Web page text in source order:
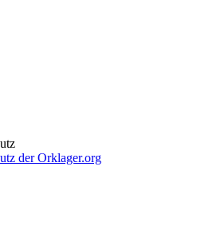
der Orklager.org